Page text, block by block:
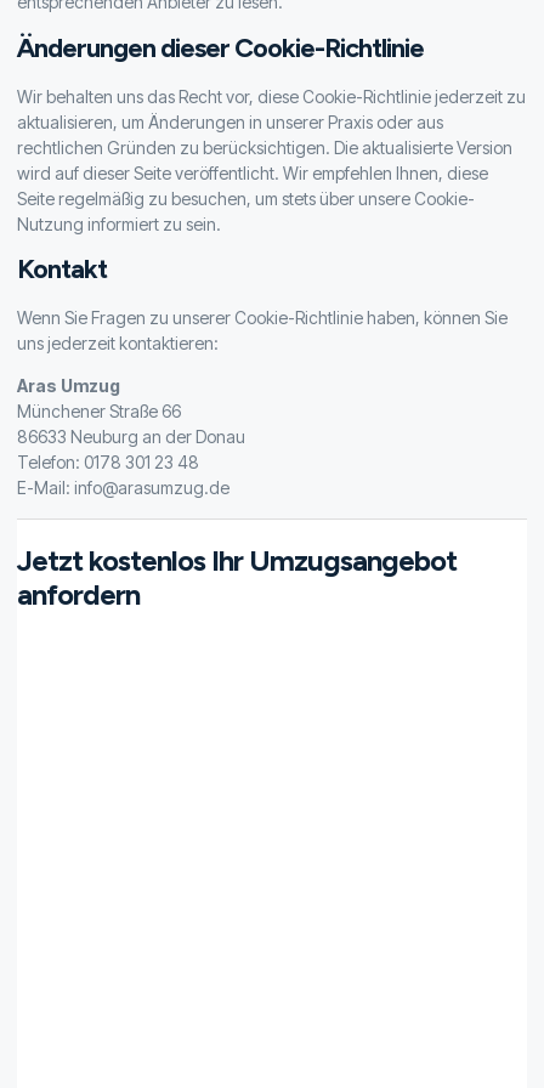
Änderungen dieser Cookie-Richtlinie
Wir behalten uns das Recht vor, diese Cookie-Richtlinie jederzeit zu
aktualisieren, um Änderungen in unserer Praxis oder aus
rechtlichen Gründen zu berücksichtigen. Die aktualisierte Version
wird auf dieser Seite veröffentlicht. Wir empfehlen Ihnen, diese
Seite regelmäßig zu besuchen, um stets über unsere Cookie-
Nutzung informiert zu sein.
Kontakt
Wenn Sie Fragen zu unserer Cookie-Richtlinie haben, können Sie
uns jederzeit kontaktieren:
Aras Umzug
Münchener Straße 66
86633 Neuburg an der Donau
Telefon: 0178 301 23 48
E-Mail: info@arasumzug.de
Jetzt kostenlos Ihr Umzugsangebot
anfordern